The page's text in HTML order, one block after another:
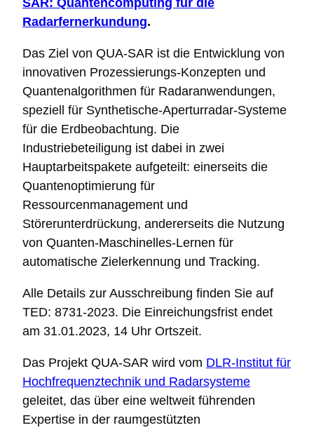
Radarfernerkundung.
Das Ziel von QUA-SAR ist die Entwicklung von
innovativen Prozessierungs-Konzepten und
Quantenalgorithmen für Radaranwendungen,
speziell für Synthetische-Aperturradar-Systeme
für die Erdbeobachtung. Die
Industriebeteiligung ist dabei in zwei
Hauptarbeitspakete aufgeteilt: einerseits die
Quantenoptimierung für
Ressourcenmanagement und
Störerunterdrückung, andererseits die Nutzung
von Quanten-Maschinelles-Lernen für
automatische Zielerkennung und Tracking.
Alle Details zur Ausschreibung finden Sie auf
TED: 8731-2023. Die Einreichungsfrist endet
am 31.01.2023, 14 Uhr Ortszeit.
Das Projekt QUA-SAR wird vom DLR-Institut für
Hochfrequenztechnik und Radarsysteme
geleitet, das über eine weltweit führenden
Expertise in der raumgestützten